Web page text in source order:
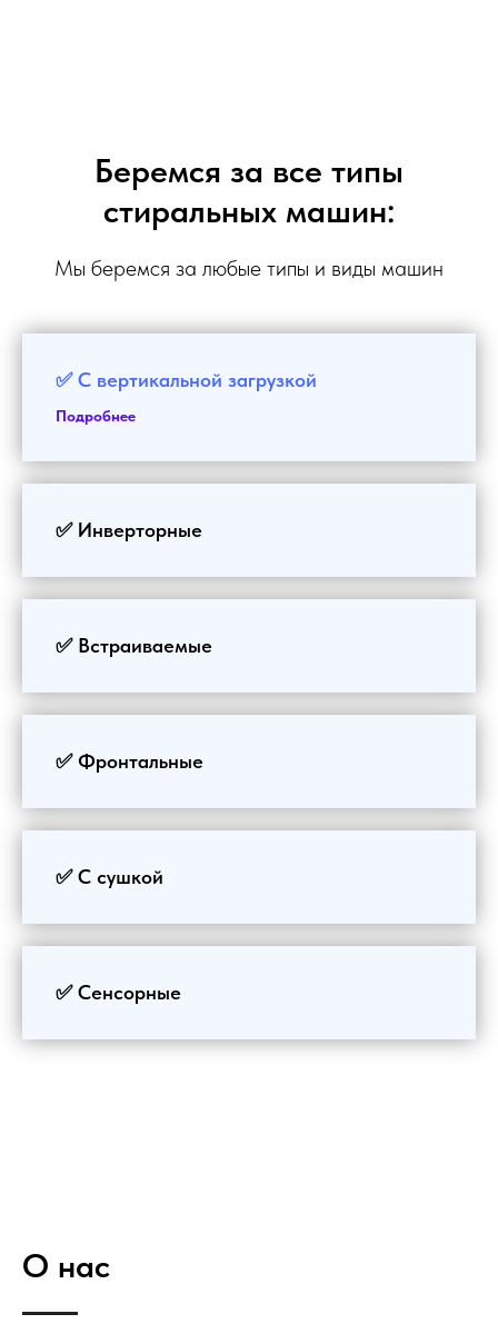
Беремся за все типы
стиральных машин:
Мы беремся за любые типы и виды машин
✅ С вертикальной загрузкой
Подробнее
✅ Инверторные
✅ Встраиваемые
✅ Фронтальные
✅ С сушкой
✅ Сенсорные
О нас